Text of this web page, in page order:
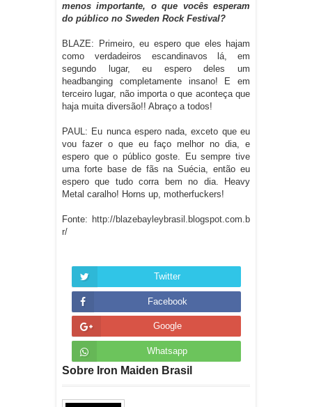
menos importante, o que vocês esperam
do público no Sweden Rock Festival?
BLAZE: Primeiro, eu espero que eles hajam
como verdadeiros escandinavos lá, em
segundo lugar, eu espero deles um
headbanging completamente insano! E em
terceiro lugar, não importa o que aconteça que
haja muita diversão!! Abraço a todos!
PAUL: Eu nunca espero nada, exceto que eu
vou fazer o que eu faço melhor no dia, e
espero que o público goste. Eu sempre tive
uma forte base de fãs na Suécia, então eu
espero que tudo corra bem no dia. Heavy
Metal caralho! Horns up, motherfuckers!
Fonte: http://blazebayleybrasil.blogspot.com.b
r/
Twitter
Facebook
Google
Whatsapp
Sobre Iron Maiden Brasil